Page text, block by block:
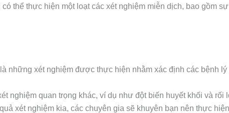
thể thực hiện một loạt các xét nghiệm miễn dịch, bao gồm
những xét nghiệm được thực hiện nhằm xác định các bệnh
nghiệm quan trọng khác, ví dụ như đột biến huyết khối và
xét nghiệm kia, các chuyên gia sẽ khuyên bạn nên thực